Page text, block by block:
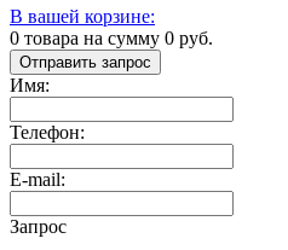
В вашей корзине:
0 товара на сумму 0 руб.
Отправить запрос
Имя:
Телефон:
E-mail:
Запрос